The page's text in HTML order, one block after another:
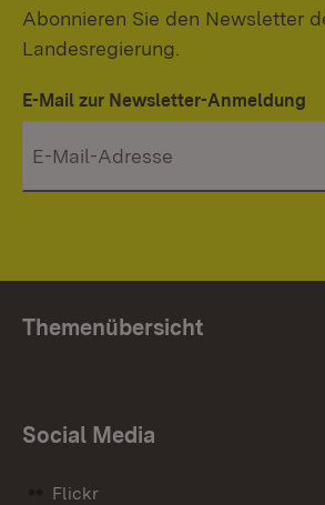
Abonnieren Sie den Newsletter
Landesregierung.
E-Mail zur Newsletter-Anmeldung
Themenübersicht
Social Media
Flickr